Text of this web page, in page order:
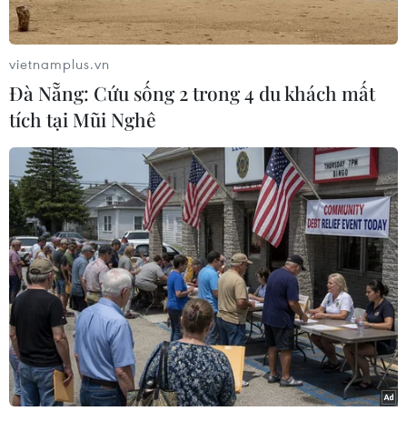
(Vietnam+)
#Venezuela #Chuyển thủ đô
#Caracat
#Thành phố Trujillo
Venezuela
vietnamplus.vn
Đà Nẵng: Cứu sống 2 trong 4 du khách mất
tích tại Mũi Nghê